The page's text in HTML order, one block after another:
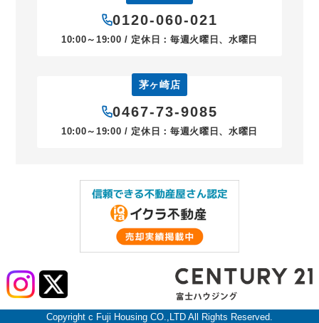
0120-060-021
10:00～19:00 / 定休日：毎週火曜日、水曜日
茅ヶ崎店
0467-73-9085
10:00～19:00 / 定休日：毎週火曜日、水曜日
Copyright c Fuji Housing CO.,LTD All Rights Reserved.